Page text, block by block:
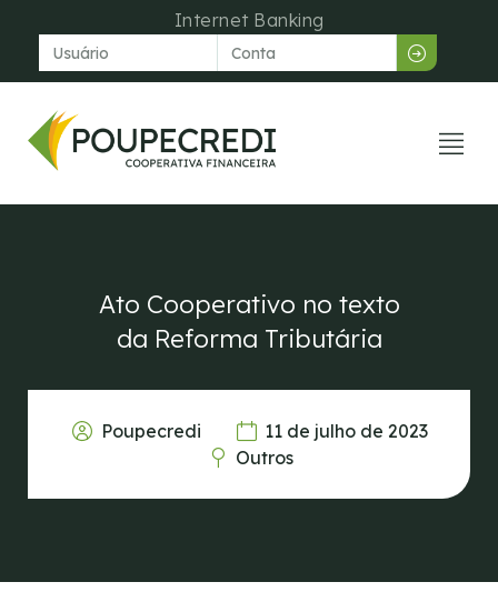
Internet Banking
Ato Cooperativo no texto
da Reforma Tributária
Poupecredi
11 de julho de 2023
Outros